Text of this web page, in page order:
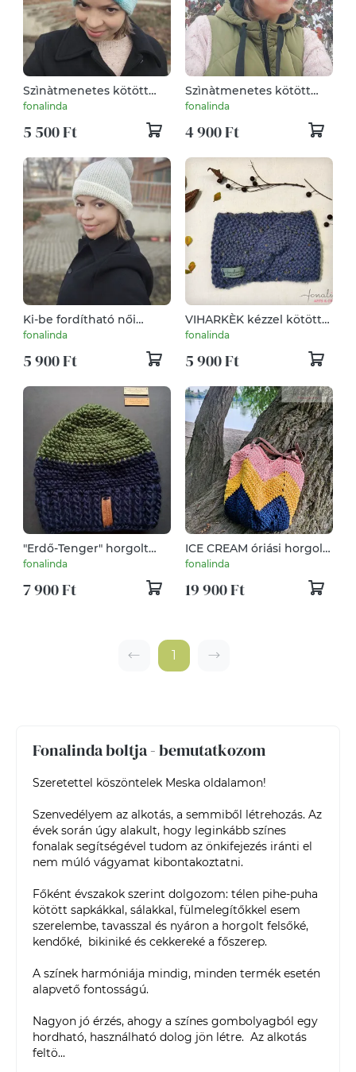
Fonalinda boltja - bemutatkozom
Szeretettel köszöntelek Meska oldalamon!
Szenvedélyem az alkotás, a semmiből létrehozás. Az
évek során úgy alakult, hogy leginkább színes
fonalak segítségével tudom az önkifejezés iránti el
nem múló vágyamat kibontakoztatni.
Főként évszakok szerint dolgozom: télen pihe-puha
kötött sapkákkal, sálakkal, fülmelegítőkkel esem
szerelembe, tavasszal és nyáron a horgolt felsőké,
kendőké,  bikiniké és cekkereké a főszerep.
A színek harmóniája mindig, minden termék esetén
alapvető fontosságú.
Nagyon jó érzés, ahogy a színes gombolyagból egy
hordható, használható dolog jön létre.  Az alkotás
feltö...
Szìnàtmenetes kötött
fejpànt / fülmelegítő
fonalinda
5 500 Ft
Szìnàtmenetes kötött
fejpànt / fülmelegítő
fonalinda
4 900 Ft
Ki-be fordítható női
sapka
fonalinda
5 900 Ft
VIHARKÈK kézzel kötött
fejpànt / fülmelegítő
fonalinda
5 900 Ft
"Erdő-Tenger" horgolt
férfi sapka
fonalinda
7 900 Ft
ICE CREAM óriási horgolt
strandtàska
fonalinda
19 900 Ft
1